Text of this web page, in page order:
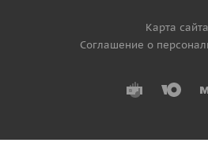
Карта сайта
Соглашение о